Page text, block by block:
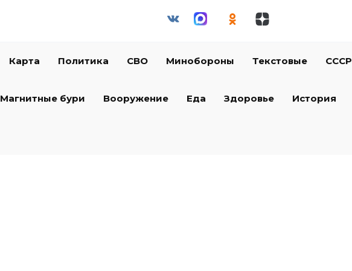
Карта Политика СВО Минобороны Текстовые СССР
Магнитные бури Вооружение Еда Здоровье История